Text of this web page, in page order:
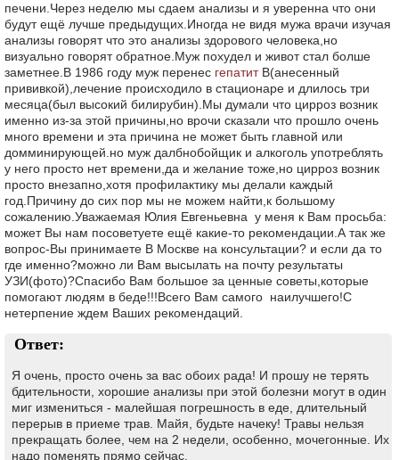
печени.Через неделю мы сдаем анализы и я уверенна что они
будут ещё лучше предыдущих.Иногда не видя мужа врачи изучая
анализы говорят что это анализы здорового человека,но
визуально говорят обратное.Муж похудел и живот стал болше
заметнее.В 1986 году муж перенес гепатитВ(анесенный
прививкой),лечение происходило в стационаре и длилось три
месяца(был высокий билирубин).Мы думали что цирроз возник
именно из-за этой причины,но врочи сказали что прошло очень
много времени и эта причина не может быть главной или
домминирующей.но муж далбнобойщик и алкоголь употреблять
у него просто нет времени,да и желание тоже,но цирроз возник
просто внезапно,хотя профилактику мы делали каждый
год.Причину до сих пор мы не можем найти,к большому
сожалению.Уважаемая Юлия Евгеньевна у меня к Вам просьба:
может Вы нам посоветуете ещё какие-то рекомендации.А так же
вопрос-Вы принимаете В Москве на консультации? и если да то
где именно?можно ли Вам высылать на почту результаты
УЗИ(фото)?Спасибо Вам большое за ценные советы,которые
помогают людям в беде!!!Всего Вам самого наилучшего!С
нетерпение ждем Ваших рекомендаций.
Ответ:
Я очень, просто очень за вас обоих рада! И прошу не терять
бдительности, хорошие анализы при этой болезни могут в один
миг измениться - малейшая погрешность в еде, длительный
перерыв в приеме трав. Майя, будьте начеку! Травы нельзя
прекращать более, чем на 2 недели, особенно, мочегонные. Их
надо поменять прямо сейчас.